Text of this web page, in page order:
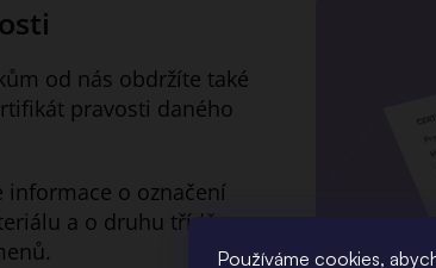
Používáme cookies,
od nás obdržíte také
pravosti daného
informace o označení
a o druhu třídě a